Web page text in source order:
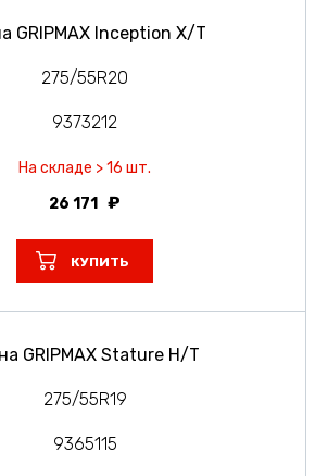
GRIPMAX Inception X/T
275/55R20
9373212
На складе > 16 шт.
26 171
КУПИТЬ
GRIPMAX Stature H/T
275/55R19
9365115